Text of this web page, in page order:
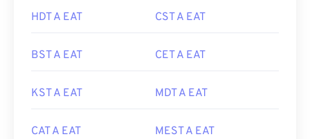
HDT A EAT CST A EAT
BST A EAT CET A EAT
KST A EAT MDT A EAT
CAT A EAT MEST A EAT